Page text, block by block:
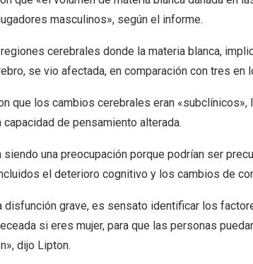
masculinos», según el informe.
cerebrales donde la materia blanca,
se vio afectada, en comparación con tres en
que los cambios cerebrales eran
de pensamiento alterada.
una preocupación porque podrían ser
el deterioro cognitivo y los cambios de
disfunción grave, es sensato identificar los
si eres mujer, para que las personas
dijo Lipton.